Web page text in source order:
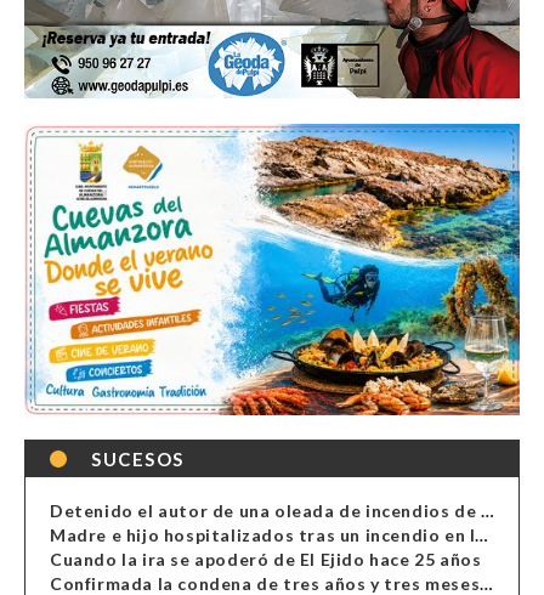
SUCESOS
Detenido el autor de una oleada de incendios de contenedores en Almería
Madre e hijo hospitalizados tras un incendio en la cocina de una vivienda en Almería
Cuando la ira se apoderó de El Ejido hace 25 años
Confirmada la condena de tres años y tres meses al hombre de Antas acusado de xenofobia